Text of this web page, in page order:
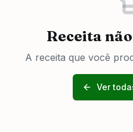
Receita
A receita que você
Ver